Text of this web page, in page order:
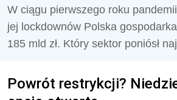
W ciągu pierwszego roku
jej lockdownów Polska
185 mld zł. Który sektor poniósł
Powrót restrykcji?